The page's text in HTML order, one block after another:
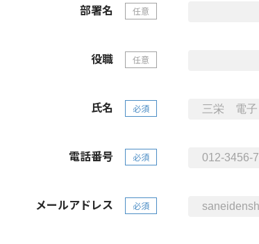
部署名 任意
役職 任意
氏名 必須
電話番号 必須
メールアドレス 必須